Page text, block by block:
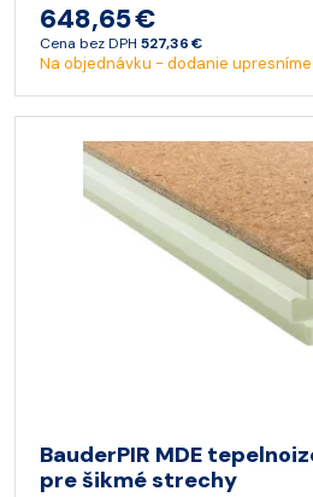
648,65 €
Cena bez DPH 527,36 €
Na objednávku - dodanie upresníme
BauderPIR MDE
pre šikmé strechy